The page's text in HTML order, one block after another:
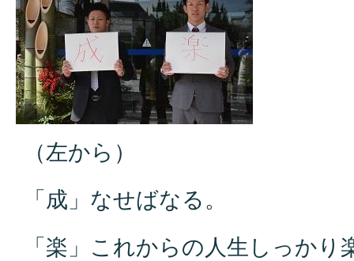
（左から）
「成」なせばなる。
「楽」これからの人生しっかり